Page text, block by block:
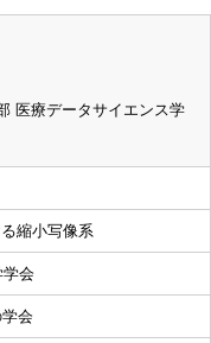
医療データサイエンス学
縮小写像系
学会
会